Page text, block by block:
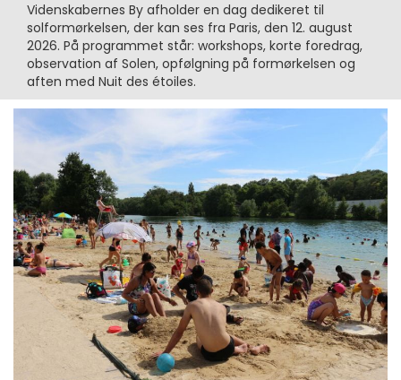
Videnskabernes By afholder en dag dedikeret til
solformørkelsen, der kan ses fra Paris, den 12. august
2026. På programmet står: workshops, korte foredrag,
observation af Solen, opfølgning på formørkelsen og
aften med Nuit des étoiles.